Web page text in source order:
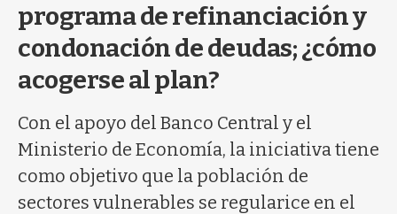
q
programa de refinanciación y
condonación de deudas; ¿cómo
acogerse al plan?
Con el apoyo del Banco Central y el
Ministerio de Economía, la iniciativa tiene
como objetivo que la población de
sectores vulnerables se regularice en el